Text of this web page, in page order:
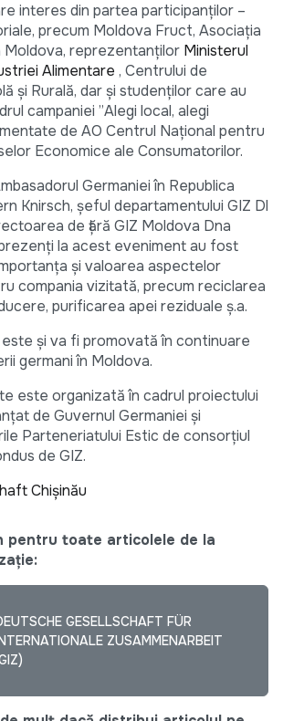
interes din partea participanților –
precum Moldova Fruct, Asociația
Moldova, reprezentanților Ministerul
Alimentare , Centrului de
și Rurală, dar și studenților care au
campaniei ”Alegi local, alegi
de AO Centrul Național pentru
Economice ale Consumatorilor.
Germaniei în Republica
Knirsch, șeful departamentului GIZ Dl
de țără GIZ Moldova Dna
la acest eveniment au fost
și valoarea aspectelor
compania vizitată, precum reciclarea
purificarea apei reziduale ș.a.
și va fi promovată în continuare
germani în Moldova.
este organizată în cadrul proiectului
de Guvernul Germaniei și
Parteneriatului Estic de consorțiul
de GIZ.
Chişinău
pentru toate articolele de la
GESELLSCHAFT FÜR
ZUSAMMENARBEIT